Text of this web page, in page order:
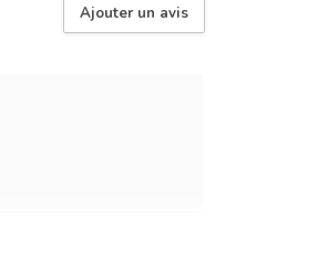
Ajouter un avis